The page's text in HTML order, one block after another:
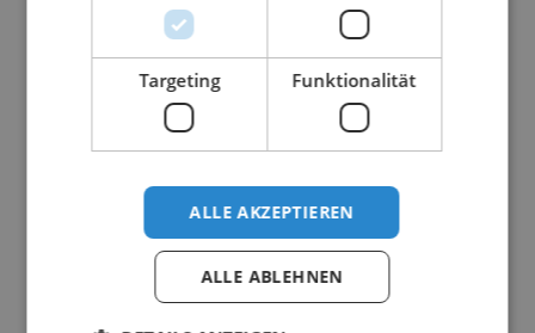
Targeting Funktionalität
ALLE AKZEPTIEREN
ALLE ABLEHNEN